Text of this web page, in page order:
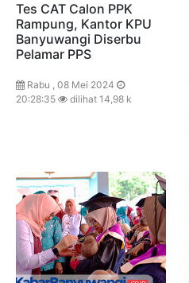
Tes CAT Calon PPK
Rampung, Kantor KPU
Banyuwangi Diserbu
Pelamar PPS
Rabu , 08 Mei 2024
20:28:35
dilihat 14,98 k